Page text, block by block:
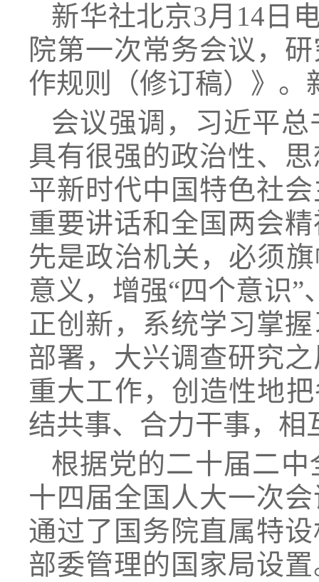
新华社北京3月14日
院第一次常务会议，
作规则（修订稿）》。
会议强调，习近平
具有很强的政治性、
平新时代中国特色社
重要讲话和全国两会
先是政治机关，必须
意义，增强“四个意识”
正创新，系统学习掌
部署，大兴调查研究
重大工作，创造性地
结共事、合力干事，相
根据党的二十届二
十四届全国人大一次
通过了国务院直属特
部委管理的国家局设